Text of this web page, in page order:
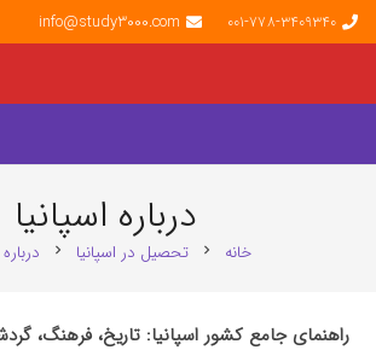
001-778-3409340
info@study3000.com
درباره اسپانیا
خانه chevron_right تحصیل در اسپانیا chevron_right
راهنمای جامع کشور اسپانیا: تاریخ، فرهنگ،